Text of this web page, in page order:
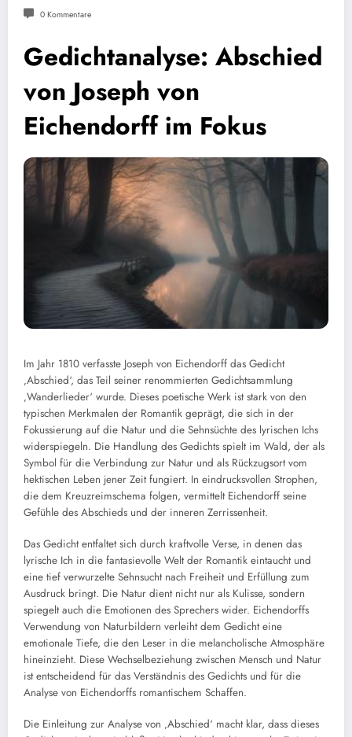
0 Kommentare
Gedichtanalyse: Abschied
von Joseph von
Eichendorff im Fokus
Im Jahr 1810 verfasste Joseph von Eichendorff das Gedicht
‚Abschied‘, das Teil seiner renommierten Gedichtsammlung
‚Wanderlieder‘ wurde. Dieses poetische Werk ist stark von den
typischen Merkmalen der Romantik geprägt, die sich in der
Fokussierung auf die Natur und die Sehnsüchte des lyrischen Ichs
widerspiegeln. Die Handlung des Gedichts spielt im Wald, der als
Symbol für die Verbindung zur Natur und als Rückzugsort vom
hektischen Leben jener Zeit fungiert. In eindrucksvollen Strophen,
die dem Kreuzreimschema folgen, vermittelt Eichendorff seine
Gefühle des Abschieds und der inneren Zerrissenheit.
Das Gedicht entfaltet sich durch kraftvolle Verse, in denen das
lyrische Ich in die fantasievolle Welt der Romantik eintaucht und
eine tief verwurzelte Sehnsucht nach Freiheit und Erfüllung zum
Ausdruck bringt. Die Natur dient nicht nur als Kulisse, sondern
spiegelt auch die Emotionen des Sprechers wider. Eichendorffs
Verwendung von Naturbildern verleiht dem Gedicht eine
emotionale Tiefe, die den Leser in die melancholische Atmosphäre
hineinzieht. Diese Wechselbeziehung zwischen Mensch und Natur
ist entscheidend für das Verständnis des Gedichts und für die
Analyse von Eichendorffs romantischem Schaffen.
Die Einleitung zur Analyse von ‚Abschied‘ macht klar, dass dieses